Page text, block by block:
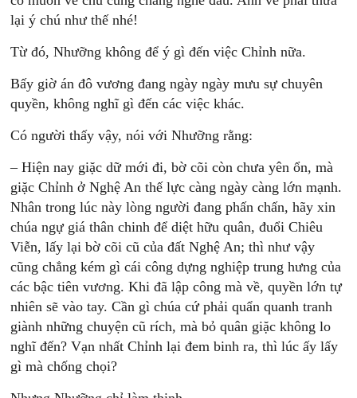
lại ý chú như thế nhé!
Từ đó, Nhưỡng không để ý gì đến việc Chỉnh nữa.
Bấy giờ án đô vương đang ngày ngày mưu sự chuyên
quyền, không nghĩ gì đến các việc khác.
Có người thấy vậy, nói với Nhưỡng rằng:
– Hiện nay giặc dữ mới đi, bờ cõi còn chưa yên ổn, mà
giặc Chỉnh ở Nghệ An thế lực càng ngày càng lớn mạnh.
Nhân trong lúc này lòng người đang phấn chấn, hãy xin
chúa ngự giá thân chinh để diệt hữu quân, đuổi Chiêu
Viễn, lấy lại bờ cõi cũ của đất Nghệ An; thì như vậy
cũng chẳng kém gì cái công dựng nghiệp trung hưng của
các bậc tiên vương. Khi đã lập công mà về, quyền lớn tự
nhiên sẽ vào tay. Cần gì chúa cứ phải quẩn quanh tranh
giành những chuyện cũ rích, mà bỏ quân giặc không lo
nghĩ đến? Vạn nhất Chỉnh lại đem binh ra, thì lúc ấy lấy
gì mà chống chọi?